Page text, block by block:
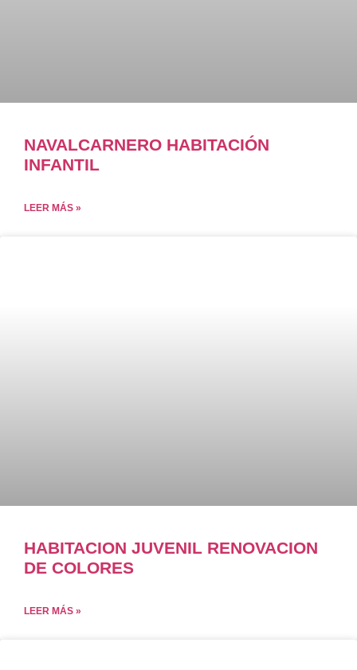
NAVALCARNERO HABITACIÓN
INFANTIL
LEER MÁS »
HABITACION JUVENIL RENOVACION
DE COLORES
LEER MÁS »